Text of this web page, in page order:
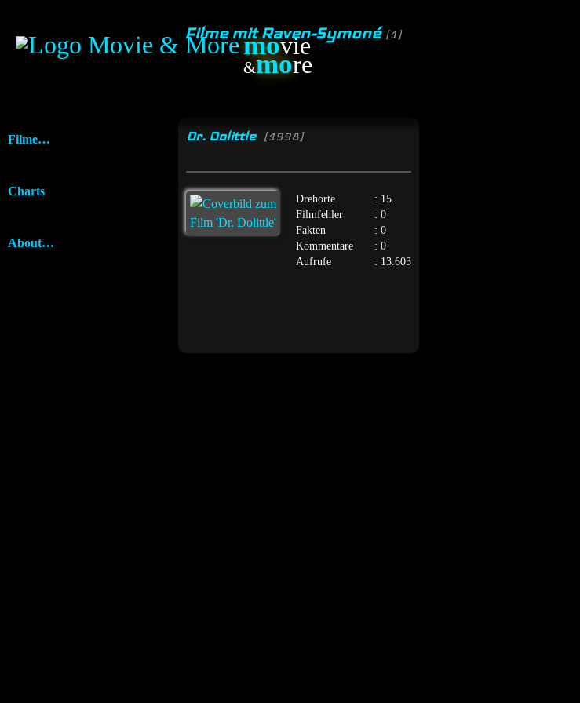
movie
&more
Filme mit Raven-Symoné (1)
Filme…
Charts
About…
Dr. Dolittle [1998]
Drehorte
: 15
Filmfehler
: 0
Fakten
: 0
Kommentare
: 0
Aufrufe
: 13.603